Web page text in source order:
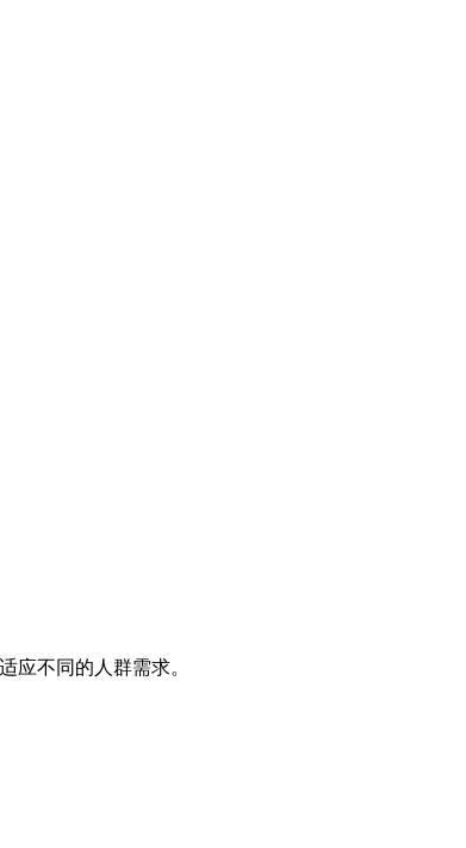
应不同的人群需求。